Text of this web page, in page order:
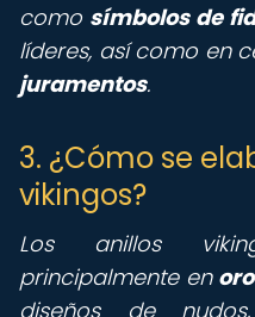
como símbolos de
líderes, así como en
juramentos.
3. ¿Cómo se
vikingos?
Los anillos
principalmente en oro
diseños de